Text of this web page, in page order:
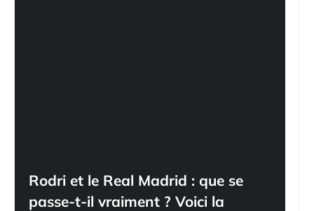
Rodri et le Real Madrid : que se
passe-t-il vraiment ? Voici la